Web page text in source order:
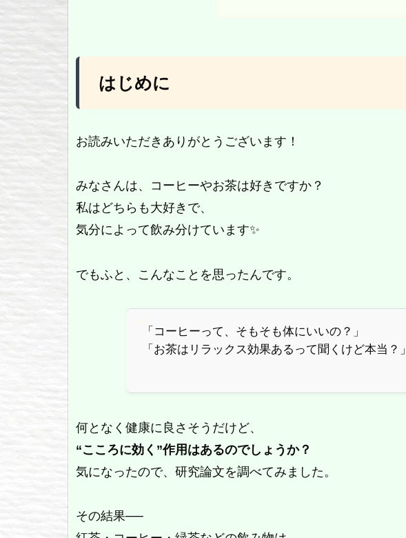
はじめに
お読みいただきありがとうございます！
みなさんは、コーヒーやお茶は好きですか？
私はどちらも大好きで、
気分によって飲み分けています✨
でもふと、こんなことを思ったんです。
「コーヒーって、そもそも体にいいの？」
「お茶はリラックス効果あるって聞くけど本当？」
何となく健康に良さそうだけど、
“こころに効く”作用はあるのでしょうか？
気になったので、研究論文を調べてみました。
その結果──